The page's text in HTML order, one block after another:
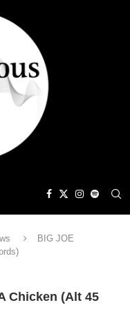
BIG JOE
Chicken (Alt 45